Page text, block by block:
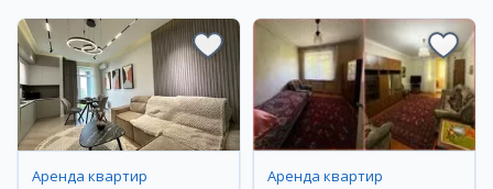
Аренда квартир Аренда квартир